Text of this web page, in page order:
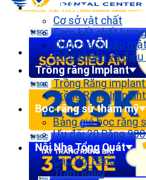
Giới thiệu
Cơ sở vật chất
Cam kết chất lượng
Chính sách bảo mật
Điều khoản và điều
Trồng răng Implant
Trồng Răng
Trồng Răng
Bọc răng sứ thẩm mỹ
Bảng giá bọc răng
Ưu đãi 20 Răng
Nội Nha Tổng Quát
Cạo Vôi Răng
Trám Răng